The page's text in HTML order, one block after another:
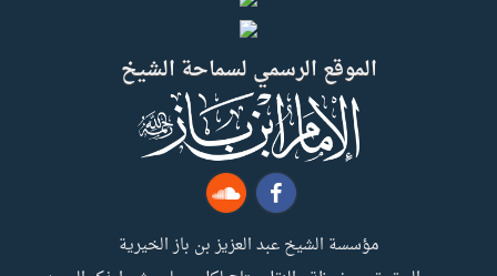
الموقع الرسمي لسماحة الشيخ
مؤسسة الشيخ عبد العزيز بن باز الخيرية